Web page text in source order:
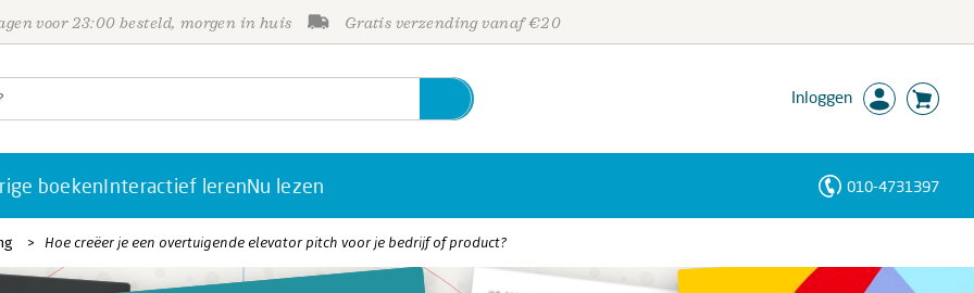
voor 23:00 besteld, morgen in huis Gratis verzending vanaf €20
Inloggen
boekenInteractief lerenNu lezen 010-4731397
Hoe creëer je een overtuigende elevator pitch voor je bedrijf of product?
Personen
Trefwoorden